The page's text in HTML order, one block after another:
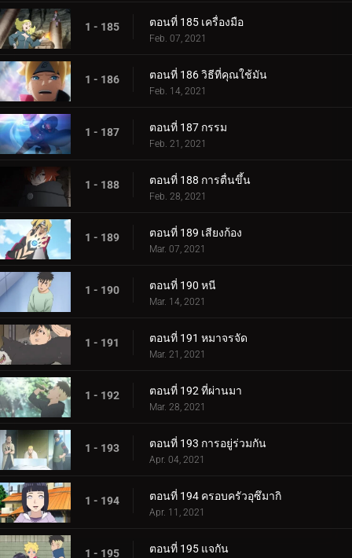
1 - 185 ตอนที่ 185 เครื่องมือ
Feb. 07, 2021
1 - 186 ตอนที่ 186 วิธีที่คุณใช้มัน
Feb. 14, 2021
1 - 187 ตอนที่ 187 กรรม
Feb. 21, 2021
1 - 188 ตอนที่ 188 การตื่นขึ้น
Feb. 28, 2021
1 - 189 ตอนที่ 189 เสียงก้อง
Mar. 07, 2021
1 - 190 ตอนที่ 190 หนี
Mar. 14, 2021
1 - 191 ตอนที่ 191 หมาจรจัด
Mar. 21, 2021
1 - 192 ตอนที่ 192 ที่ผ่านมา
Mar. 28, 2021
1 - 193 ตอนที่ 193 การอยู่ร่วมกัน
Apr. 04, 2021
1 - 194 ตอนที่ 194 ครอบครัวอุซึมากิ
Apr. 11, 2021
1 - 195 ตอนที่ 195 แจกัน